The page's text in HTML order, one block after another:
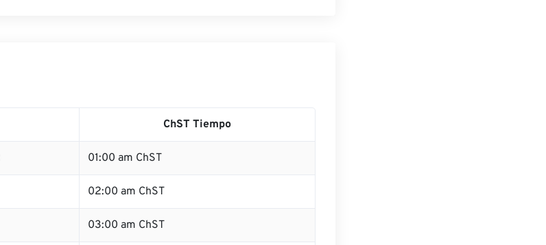
ChST Tiempo
01:00 am ChST
02:00 am ChST
03:00 am ChST